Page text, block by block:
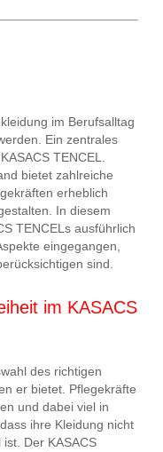
im Berufsalltag
Ein zentrales
TENCEL.
bietet zahlreiche
erheblich
In diesem
TENCELs ausführlich
eingegangen,
sind.
im KASACS
des richtigen
er bietet. Pflegekräfte
und dabei viel in
ihre Kleidung nicht
Der KASACS